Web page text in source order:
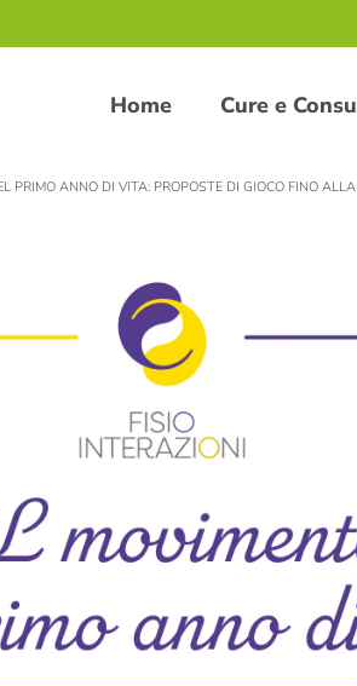
Home Cure e
PRIMO ANNO DI VITA: PROPOSTE DI GIOCO FINO